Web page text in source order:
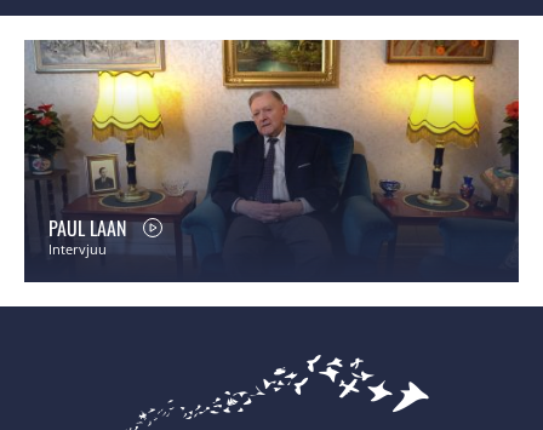
PAUL LAAN
Intervjuu